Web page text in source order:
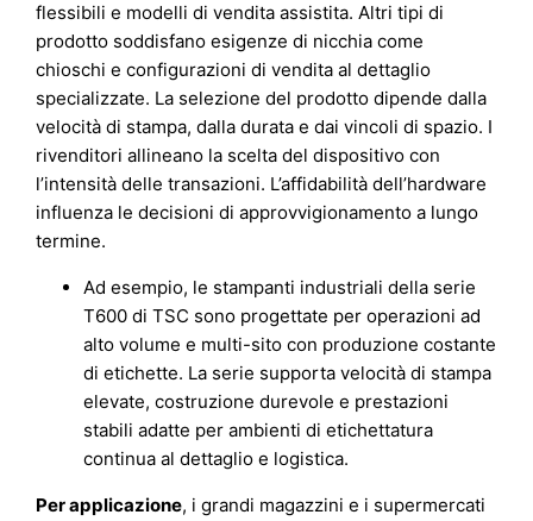
flessibili e modelli di vendita assistita. Altri tipi di
prodotto soddisfano esigenze di nicchia come
chioschi e configurazioni di vendita al dettaglio
specializzate. La selezione del prodotto dipende dalla
velocità di stampa, dalla durata e dai vincoli di spazio. I
rivenditori allineano la scelta del dispositivo con
l’intensità delle transazioni. L’affidabilità dell’hardware
influenza le decisioni di approvvigionamento a lungo
termine.
Ad esempio, le stampanti industriali della serie
T600 di TSC sono progettate per operazioni ad
alto volume e multi-sito con produzione costante
di etichette. La serie supporta velocità di stampa
elevate, costruzione durevole e prestazioni
stabili adatte per ambienti di etichettatura
continua al dettaglio e logistica.
Per applicazione, i grandi magazzini e i supermercati